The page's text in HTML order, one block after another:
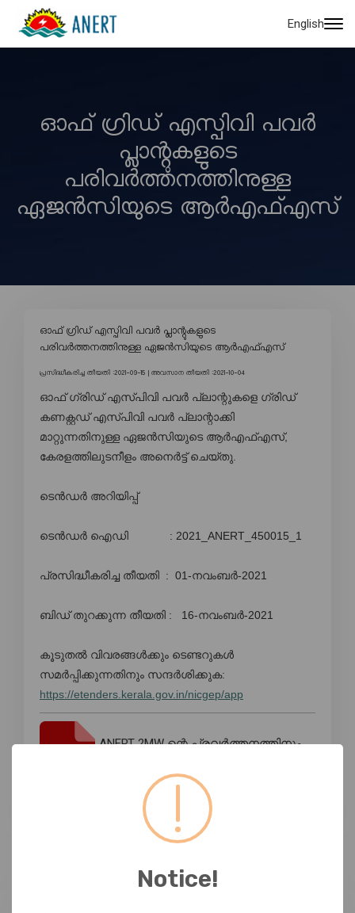
English
ഓഫ് ഗ്രിഡ് എസ്പിവി പവർ
പ്ലാന്റുകളുടെ
പരിവർത്തനത്തിനുള്ള
ഏജൻസിയുടെ ആർഎഫ്എസ്
ഓഫ് ഗ്രിഡ് എസ്പിവി പവർ പ്ലാന്റുകളുടെ
പരിവർത്തനത്തിനുള്ള ഏജൻസിയുടെ ആർഎഫ്എസ്
പ്രസിദ്ധീകരിച്ച തീയതി :2021-09-15 | അവസാന തീയതി :2021-10-04
ഓഫ് ഗ്രിഡ് എസ്പിവി പവർ പ്ലാന്റുകളെ ഗ്രിഡ്
കണക്റ്റഡ് എസ്പിവി പവർ പ്ലാന്റാക്കി
മാറ്റുന്നതിനുള്ള ഏജൻസിയുടെ ആർഎഫ്എസ്,
കേരളത്തിലുടനീളം അനെർട്ട് ചെയ്തു.
ടെൻഡർ അറിയിപ്പ്
ടെൻഡർ ഐഡി : 2021_ANERT_450015_1
പ്രസിദ്ധീകരിച്ച തീയതി : 01-നവംബർ-2021
ബിഡ് തുറക്കുന്ന തീയതി : 16-നവംബർ-2021
കൂടുതൽ വിവരങ്ങൾക്കും ടെണ്ടറുകൾ
സമർപ്പിക്കുന്നതിനും സന്ദർശിക്കുക:
https://etenders.kerala.gov.in/nicgep/app
ANERT 2MW ന്റെ പ്രവർത്തനത്തിനും
ഇ-ടെൻഡർ ഐഡി:2021_ANERT_439755_1
Notice!